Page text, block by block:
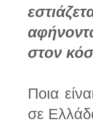
στον
Ποια
σε